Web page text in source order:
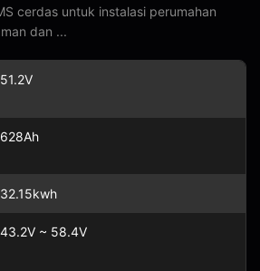
cerdas untuk instalasi perumahan
dan ...
51.2V
628Ah
32.15kwh
43.2V ~ 58.4V